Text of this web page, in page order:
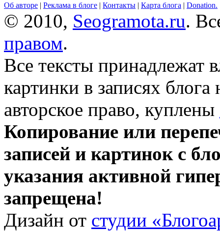
Об авторе | Реклама в блоге | Контакты | Карта блога | Donation.
© 2010, Seogramota.ru.
правом.
Все тексты принадлежат
картинки в записях
авторское право, куплены
Копирование или
записей и картинок с
указания активной
запрещена!
Дизайн от студии